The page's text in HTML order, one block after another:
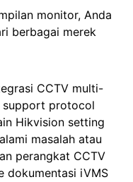
monitor, Anda
berbagai merek
CCTV multi-
support protocol
Hikvision setting
masalah atau
perangkat CCTV
dokumentasi iVMS